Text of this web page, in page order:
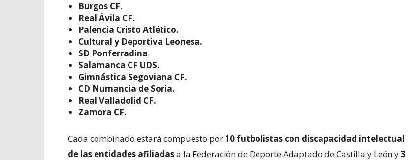
Burgos CF.
Real Ávila CF.
Palencia Cristo Atlético.
Cultural y Deportiva Leonesa.
SD Ponferradina.
Salamanca CF UDS.
Gimnástica Segoviana CF.
CD Numancia de Soria.
Real Valladolid CF.
Zamora CF.
Cada combinado estará compuesto por10 futbolistas con discapacidad intelectual
de las entidades afiliadasa la Federación de Deporte Adaptado de Castilla y León y3